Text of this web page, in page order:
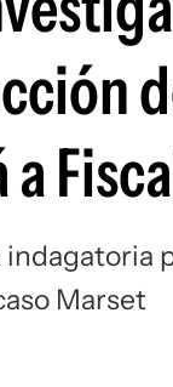
Marset